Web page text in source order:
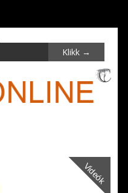
Videók